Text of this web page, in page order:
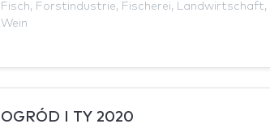
Fisch, Forstindustrie, Fischerei, Landwirtschaft,
Wein
OGRÓD I TY 2020